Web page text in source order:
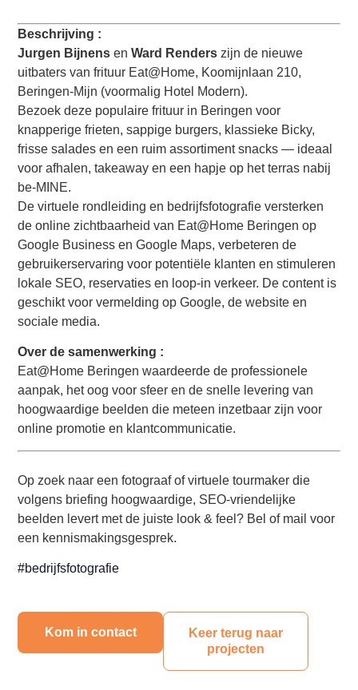
Beschrijving :
Jurgen Bijnens enWard Renders zijn de nieuwe
uitbaters van frituur Eat@Home, Koomijnlaan 210,
Beringen-Mijn (voormalig Hotel Modern).
Bezoek deze populaire frituur in Beringen voor
knapperige frieten, sappige burgers, klassieke Bicky,
frisse salades en een ruim assortiment snacks — ideaal
voor afhalen, takeaway en een hapje op het terras nabij
be‑MINE.
De virtuele rondleiding en bedrijfsfotografie versterken
de online zichtbaarheid van Eat@Home Beringen op
Google Business en Google Maps, verbeteren de
gebruikerservaring voor potentiële klanten en stimuleren
lokale SEO, reservaties en loop-in verkeer. De content is
geschikt voor vermelding op Google, de website en
sociale media.
Over de samenwerking :
Eat@Home Beringen waardeerde de professionele
aanpak, het oog voor sfeer en de snelle levering van
hoogwaardige beelden die meteen inzetbaar zijn voor
online promotie en klantcommunicatie.
Op zoek naar een fotograaf of virtuele tourmaker die
volgens briefing hoogwaardige, SEO‑vriendelijke
beelden levert met de juiste look & feel? Bel of mail voor
een kennismakingsgesprek.
#bedrijfsfotografie
Kom in contact
Keer terug naar
projecten